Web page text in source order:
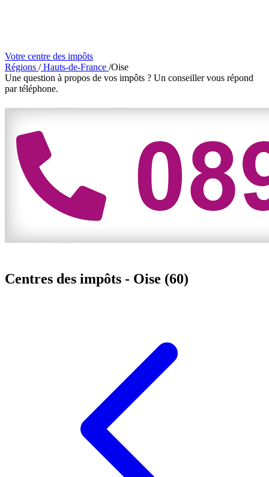
Votre centre des impôts
Régions /Hauts-de-France /Oise
Une question à propos de vos impôts ? Un conseiller vous répond
par téléphone.
Centres des impôts - Oise (60)